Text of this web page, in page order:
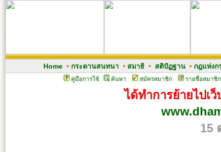
Home• กระดานสนทนา • สมาธิ• สติปัฏฐาน• กฎแห่งก
คู่มือการใช้ ค้นหา สมัครสมาชิก รายชื่อสมาชิก
ได้ทำการย้ายไปเ
15